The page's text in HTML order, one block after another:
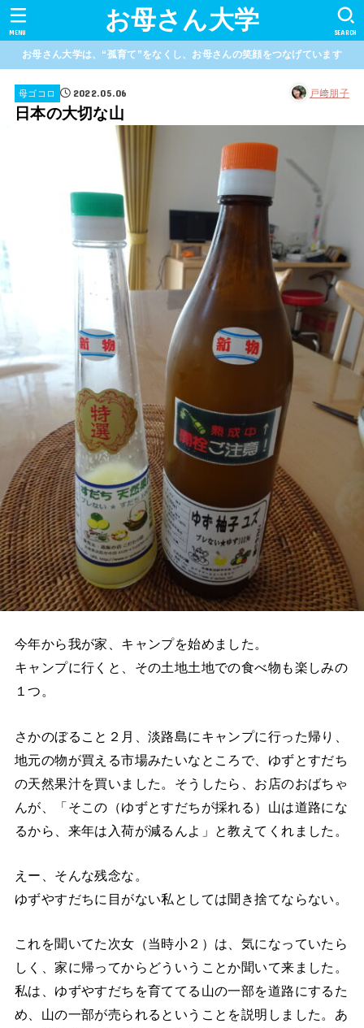
お母さん大学 SEARCH
MENU
お母さん大学は、“孤育て”をなくし、お母さんの笑顔をつなげています
母ゴコロ 2022.05.06 戸﨑朋子
日本の大切な山
今年から我が家、キャンプを始めました。
キャンプに行くと、その土地土地での食べ物も楽しみの
１つ。
さかのぼること２月、淡路島にキャンプに行った帰り、
地元の物が買える市場みたいなところで、ゆずとすだち
の天然果汁を買いました。そうしたら、お店のおばちゃ
んが、「そこの（ゆずとすだちが採れる）山は道路にな
るから、来年は入荷が減るんよ」と教えてくれました。
えー、そんな残念な。
ゆずやすだちに目がない私としては聞き捨てならない。
これを聞いてた次女（当時小２）は、気になっていたら
しく、家に帰ってからどういうことか聞いて来ました。
私は、ゆずやすだちを育ててる山の一部を道路にするた
め、山の一部が売られるということを説明しました。あ